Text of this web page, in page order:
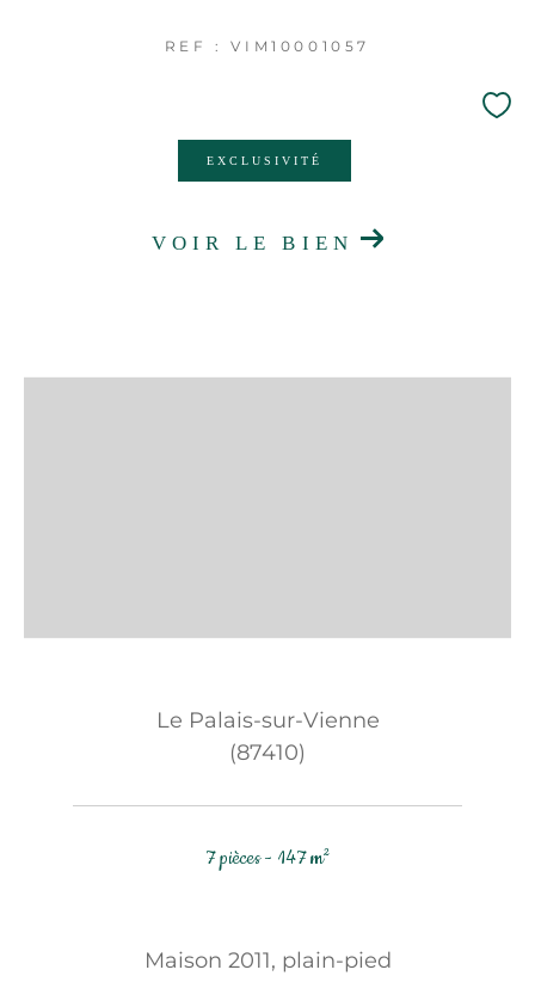
REF : VIM10001057
EXCLUSIVITÉ
VOIR LE BIEN
Le Palais-sur-Vienne
(87410)
7 pièces - 147 m²
Maison 2011, plain-pied